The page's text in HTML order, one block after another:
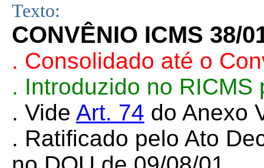
Texto:
CONVÊNIO ICMS 38/
. Consolidado até o
. Introduzido no RICMS
. Vide Art. 74 do Anexo
. Ratificado pelo Ato